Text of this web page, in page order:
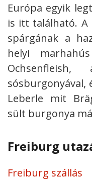
Európa egyik
is itt található. A
spárgának a
helyi
Ochsenfleish,
sósburgonyával,
Leberle mit
sült burgonya
Freiburg
Freiburg szállás